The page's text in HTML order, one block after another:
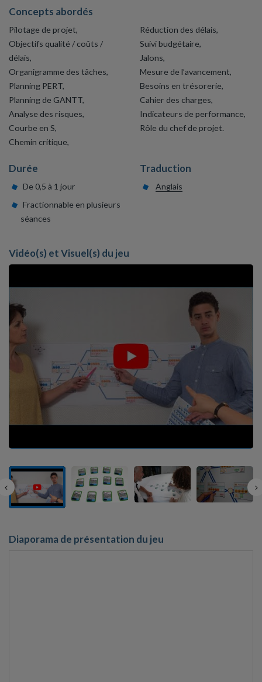
Concepts abordés
Pilotage de projet,
Objectifs qualité / coûts /
délais,
Organigramme des tâches,
Planning PERT,
Planning de GANTT,
Analyse des risques,
Courbe en S,
Chemin critique,
Réduction des délais,
Suivi budgétaire,
Jalons,
Mesure de l’avancement,
Besoins en trésorerie,
Cahier des charges,
Indicateurs de performance,
Rôle du chef de projet.
Durée
De 0,5 à 1 jour
Fractionnable en plusieurs
séances
Traduction
Anglais
Vidéo(s) et Visuel(s) du jeu
Diaporama de présentation du jeu